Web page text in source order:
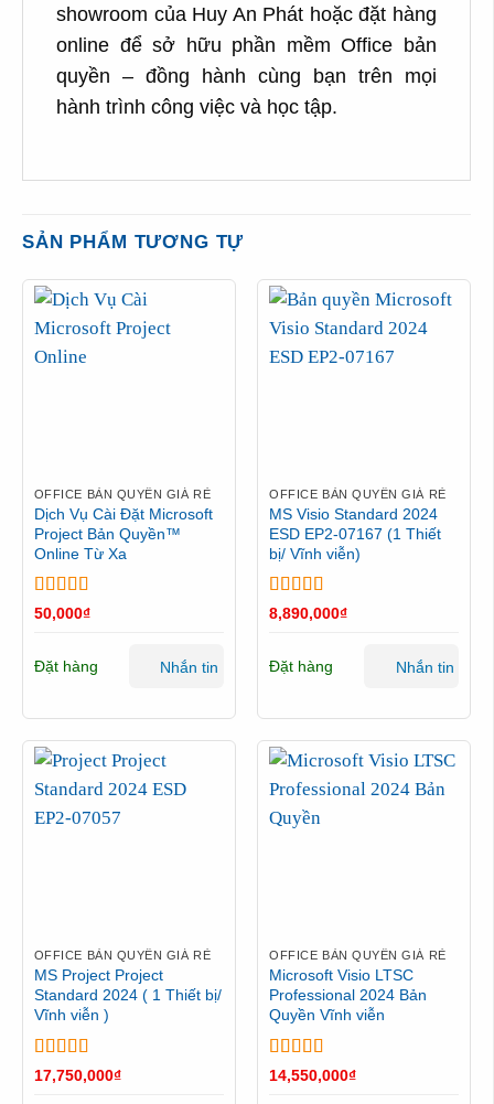
showroom của Huy An Phát hoặc đặt hàng
online để sở hữu phần mềm Office bản
quyền – đồng hành cùng bạn trên mọi
hành trình công việc và học tập.
SẢN PHẨM TƯƠNG TỰ
OFFICE BẢN QUYỀN GIÁ RẺ
Dịch Vụ Cài Đặt Microsoft
Project Bản Quyền™
Online Từ Xa
Được xếp
50,000₫
Đặt hàng Nhắn tin
OFFICE BẢN QUYỀN GIÁ RẺ
MS Visio Standard 2024
ESD EP2-07167 (1 Thiết
bị/ Vĩnh viễn)
Được xếp
8,890,000₫
Đặt hàng Nhắn tin
OFFICE BẢN QUYỀN GIÁ RẺ
MS Project Project
Standard 2024 ( 1 Thiết bị/
Vĩnh viễn )
Được xếp
17,750,000₫
OFFICE BẢN QUYỀN GIÁ RẺ
Microsoft Visio LTSC
Professional 2024 Bản
Quyền Vĩnh viễn
Được xếp
14,550,000₫